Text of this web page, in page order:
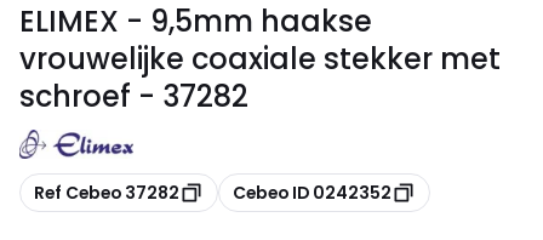
ELIMEX - 9,5mm haakse
vrouwelijke coaxiale stekker met
schroef - 37282
Kopiëren
Ref Cebeo 37282 Kopiëren
Cebeo ID 0242352